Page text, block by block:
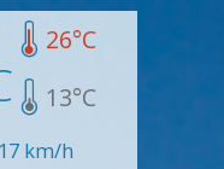
26°C
13°C
17 km/h